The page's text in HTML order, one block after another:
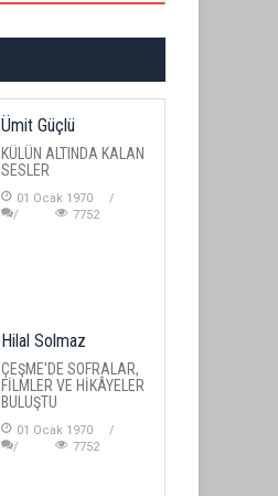
Ümit Güçlü
KÜLÜN ALTINDA KALAN
SESLER
01 Ocak 1970
7752
Hilal Solmaz
ÇEŞME'DE SOFRALAR,
FİLMLER VE HİKÂYELER
BULUŞTU
01 Ocak 1970
7752